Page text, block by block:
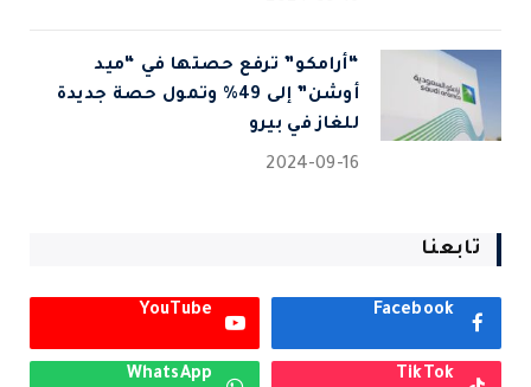
“أرامكو” ترفع حصتها في “ميد
أوشن” إلى 49% وتمول حصة جديدة
للغاز في بيرو
2024-09-16
تابعنا
Facebook
YouTube
TikTok
WhatsApp